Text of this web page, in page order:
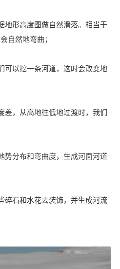
地形高度图做自然滑落。相当于
自然地弯曲；
可以挖一条河道，这时会改变地
差，从高地往低地过渡时，我们
势分布和弯曲度，生成河面河道
碎石和水花去装饰，并生成河流